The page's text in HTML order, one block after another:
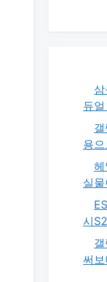
듀
용
실
시
써